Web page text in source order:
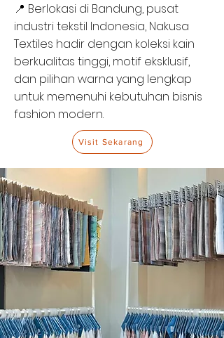
📍 Berlokasi di Bandung, pusat
industri tekstil Indonesia, Nakusa
Textiles hadir dengan koleksi kain
berkualitas tinggi, motif eksklusif,
dan pilihan warna yang lengkap
untuk memenuhi kebutuhan bisnis
fashion modern.
Visit Sekarang